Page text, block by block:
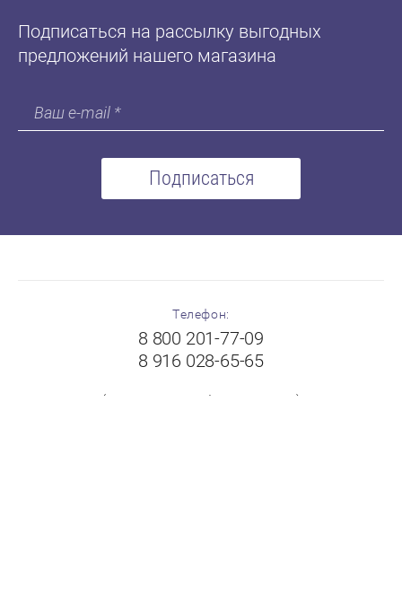
Подписаться на рассылку выгодных
предложений нашего магазина
Подписаться
Телефон:
8 800 201-77-09
8 916 028-65-65
(с 8:00 до 19:00 без выходных)